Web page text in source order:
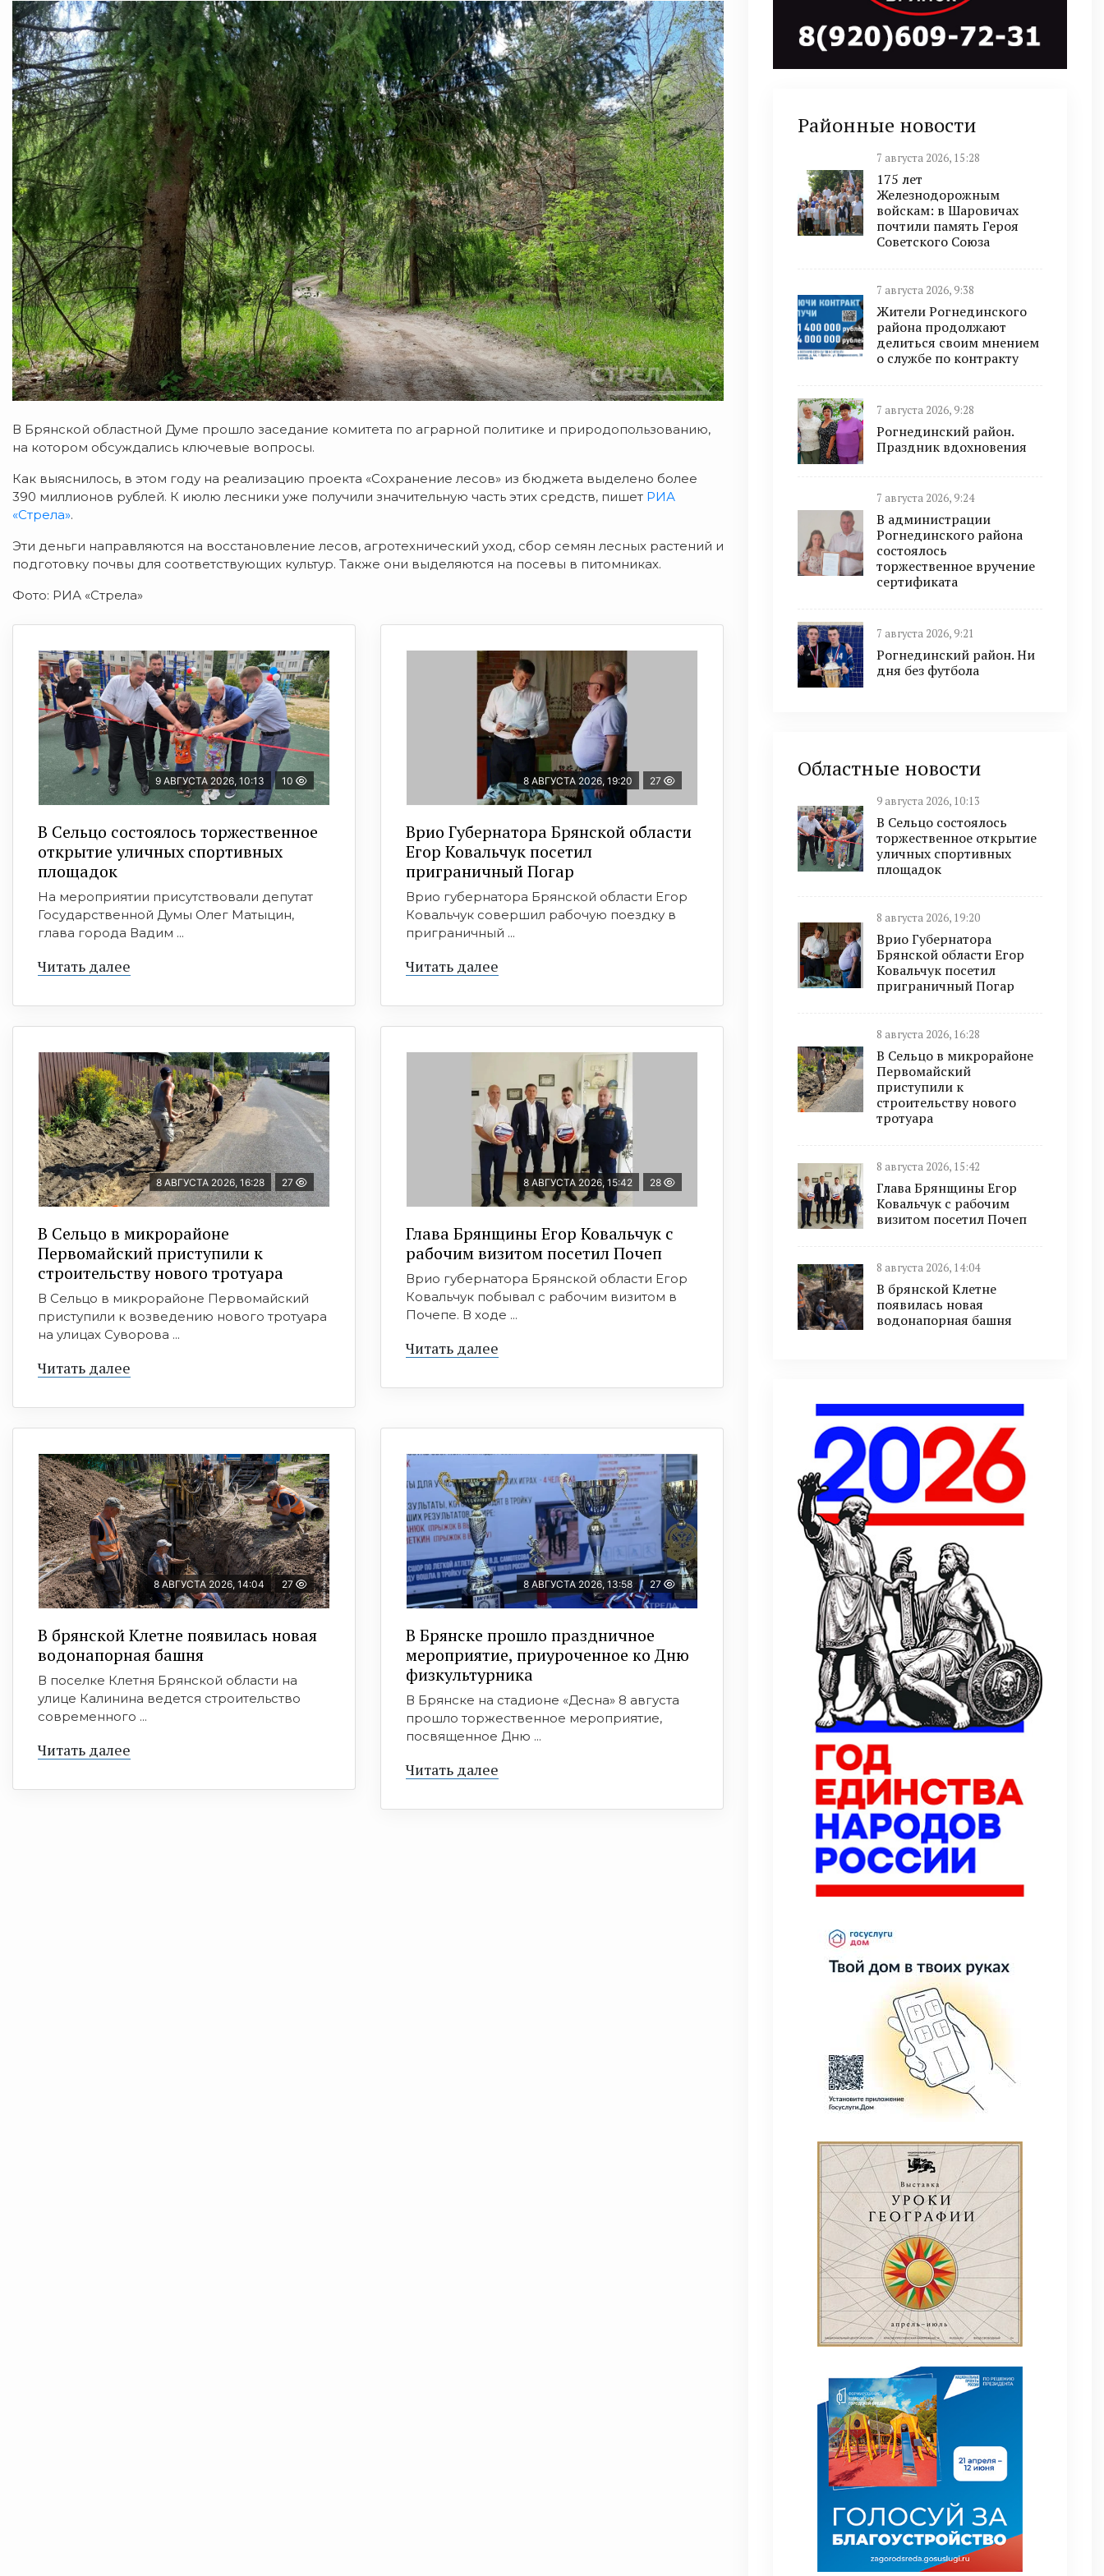
В Брянской областной Думе прошло заседание комитета по аграрной политике и природопользованию,
на котором обсуждались ключевые вопросы.
Как выяснилось, в этом году на реализацию проекта «Сохранение лесов» из бюджета выделено более
390 миллионов рублей. К июлю лесники уже получили значительную часть этих средств, пишет РИА
«Стрела».
Эти деньги направляются на восстановление лесов, агротехнический уход, сбор семян лесных растений и
подготовку почвы для соответствующих культур. Также они выделяются на посевы в питомниках.
Фото: РИА «Стрела»
9 АВГУСТА 2026, 10:13 10
В Сельцо состоялось торжественное
открытие уличных спортивных
площадок
На мероприятии присутствовали депутат
Государственной Думы Олег Матыцин,
глава города Вадим ...
Читать далее
8 АВГУСТА 2026, 19:20 27
Врио Губернатора Брянской области
Егор Ковальчук посетил
приграничный Погар
Врио губернатора Брянской области Егор
Ковальчук совершил рабочую поездку в
приграничный ...
Читать далее
8 АВГУСТА 2026, 16:28 27
В Сельцо в микрорайоне
Первомайский приступили к
строительству нового тротуара
В Сельцо в микрорайоне Первомайский
приступили к возведению нового тротуара
на улицах Суворова ...
Читать далее
8 АВГУСТА 2026, 15:42 28
Глава Брянщины Егор Ковальчук с
рабочим визитом посетил Почеп
Врио губернатора Брянской области Егор
Ковальчук побывал с рабочим визитом в
Почепе. В ходе ...
Читать далее
8 АВГУСТА 2026, 14:04 27
В брянской Клетне появилась новая
водонапорная башня
В поселке Клетня Брянской области на
улице Калинина ведется строительство
современного ...
Читать далее
8 АВГУСТА 2026, 13:58 27
В Брянске прошло праздничное
мероприятие, приуроченное ко Дню
физкультурника
В Брянске на стадионе «Десна» 8 августа
прошло торжественное мероприятие,
посвященное Дню ...
Читать далее
Районные новости
7 августа 2026, 15:28
175 лет
Железнодорожным
войскам: в Шаровичах
почтили память Героя
Советского Союза
7 августа 2026, 9:38
Жители Рогнединского
района продолжают
делиться своим мнением
о службе по контракту
7 августа 2026, 9:28
Рогнединский район.
Праздник вдохновения
7 августа 2026, 9:24
В администрации
Рогнединского района
состоялось
торжественное вручение
сертификата
7 августа 2026, 9:21
Рогнединский район. Ни
дня без футбола
Областные новости
9 августа 2026, 10:13
В Сельцо состоялось
торжественное открытие
уличных спортивных
площадок
8 августа 2026, 19:20
Врио Губернатора
Брянской области Егор
Ковальчук посетил
приграничный Погар
8 августа 2026, 16:28
В Сельцо в микрорайоне
Первомайский
приступили к
строительству нового
тротуара
8 августа 2026, 15:42
Глава Брянщины Егор
Ковальчук с рабочим
визитом посетил Почеп
8 августа 2026, 14:04
В брянской Клетне
появилась новая
водонапорная башня